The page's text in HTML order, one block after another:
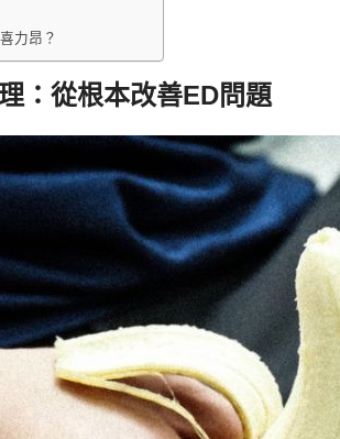
力昂？
：從根本改善ED問題